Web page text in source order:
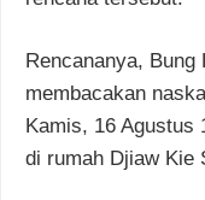
Rencananya,
membacakan
Kamis, 16 Agustus
di rumah Djiaw Kie